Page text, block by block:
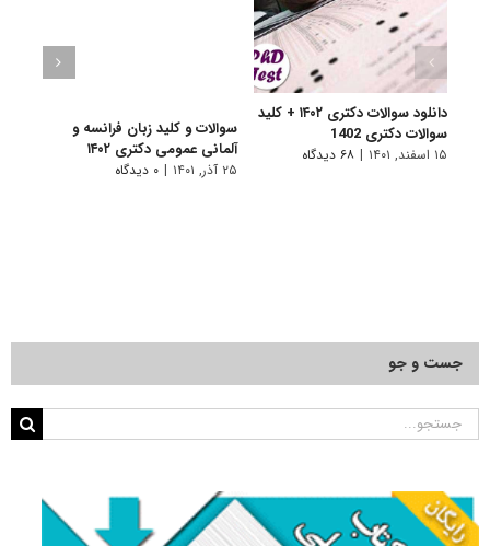
دانلود سوالات دکتری ۱۴۰۲ + کلید
سوالات دکتری 1402
۱۵ اسفند, ۱۴۰۱ | ۶۸ دیدگاه
سوالات و کلید زبان فرانسه و
آلمانی عمومی دکتری ۱۴۰۲
۲۵ آذر, ۱۴۰۱ | ۰ دیدگاه
جست و جو
جستجو